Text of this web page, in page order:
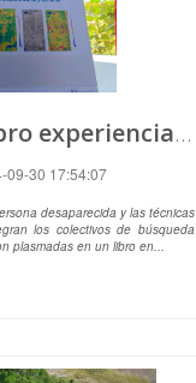
Concentran en libro experiencia, ciencia y técnicas de búsqueda de personas desaparecidas
09-30 17:54:07
desaparecida y las técnicas
los colectivos de búsqueda
plasmadas en un libro en...